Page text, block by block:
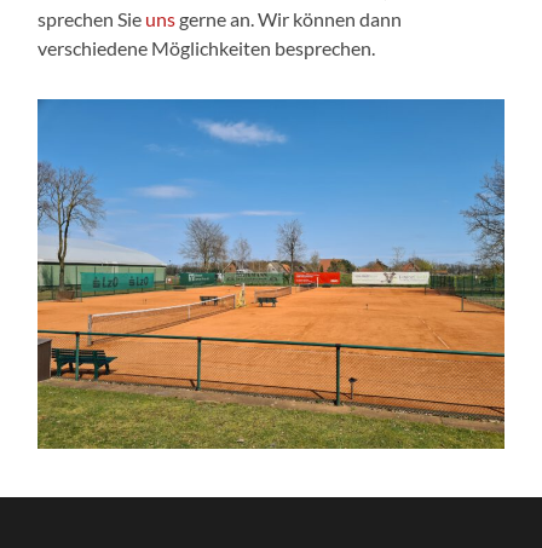
sprechen Sie unsgerne an. Wir können dann
verschiedene Möglichkeiten besprechen.